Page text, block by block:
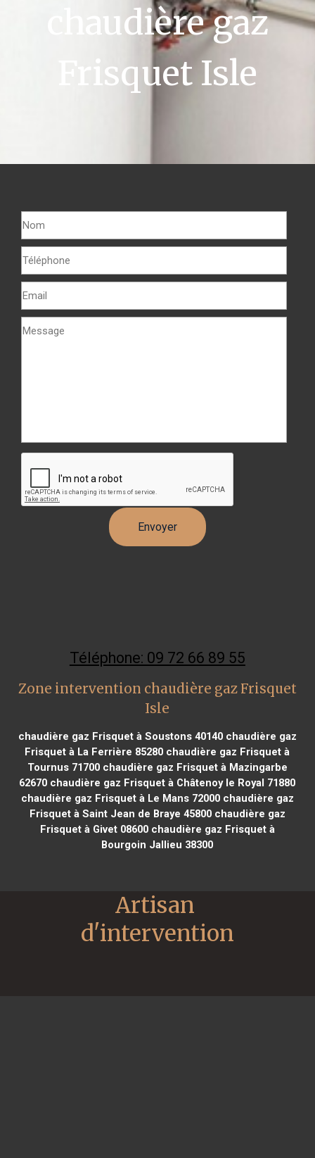
chaudière gaz
Frisquet Isle
Téléphone: 09 72 66 89 55
Zone intervention chaudière gaz Frisquet
Isle
chaudière gaz Frisquet à Soustons 40140chaudière gaz
Frisquet à La Ferrière 85280 chaudière gaz Frisquet à
Tournus 71700chaudière gaz Frisquet à Mazingarbe
62670 chaudière gaz Frisquet à Châtenoy le Royal 71880
chaudière gaz Frisquet à Le Mans 72000chaudière gaz
Frisquet à Saint Jean de Braye 45800chaudière gaz
Frisquet à Givet 08600chaudière gaz Frisquet à
Bourgoin Jallieu 38300
Artisan
d'intervention